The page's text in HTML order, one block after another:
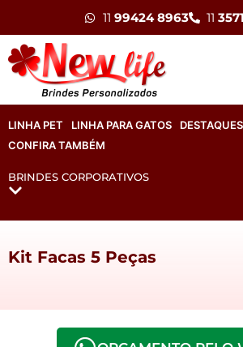
11 99424 8963 11
LINHA PET LINHA PARA GATOS DESTAQUES
CONFIRA TAMBÉM
BRINDES CORPORATIVOS
Kit Facas 5 Peças